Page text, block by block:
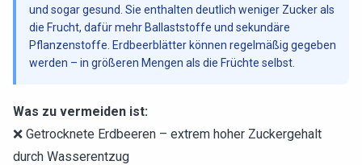
und sogar gesund. Sie enthalten deutlich weniger Zucker als
die Frucht, dafür mehr Ballaststoffe und sekundäre
Pflanzenstoffe. Erdbeerblätter können regelmäßig gegeben
werden – in größeren Mengen als die Früchte selbst.
Was zu vermeiden ist:
❌ Getrocknete Erdbeeren – extrem hoher Zuckergehalt
durch Wasserentzug